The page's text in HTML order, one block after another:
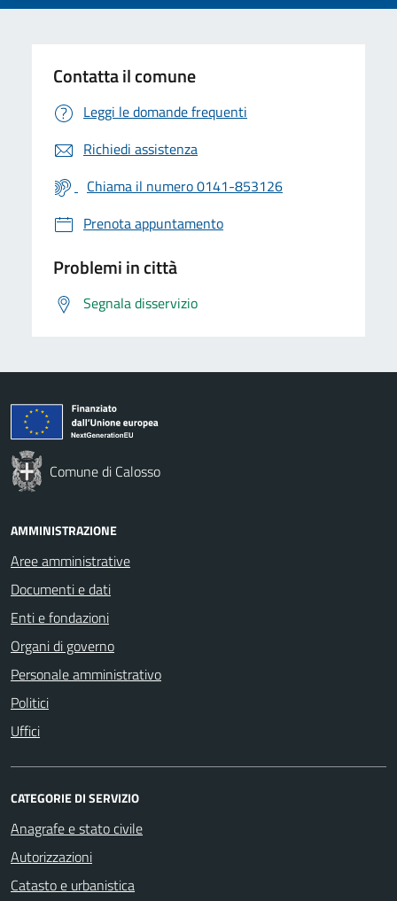
Contatta il comune
Leggi le domande frequenti
Richiedi assistenza
Chiama il numero 0141-853126
Prenota appuntamento
Problemi in città
Segnala disservizio
Comune di Calosso
AMMINISTRAZIONE
Aree amministrative
Documenti e dati
Enti e fondazioni
Organi di governo
Personale amministrativo
Politici
Uffici
CATEGORIE DI SERVIZIO
Anagrafe e stato civile
Autorizzazioni
Catasto e urbanistica